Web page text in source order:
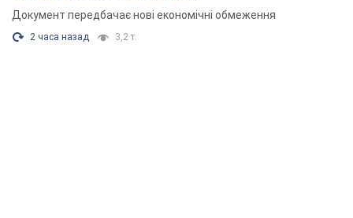
Документ передбачає нові економічні обмеження
2 часа назад 3,2 т.